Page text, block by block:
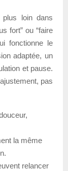
loin dans
fort” ou “faire
fonctionne le
adaptée, un
et pause.
pas
la même
relancer